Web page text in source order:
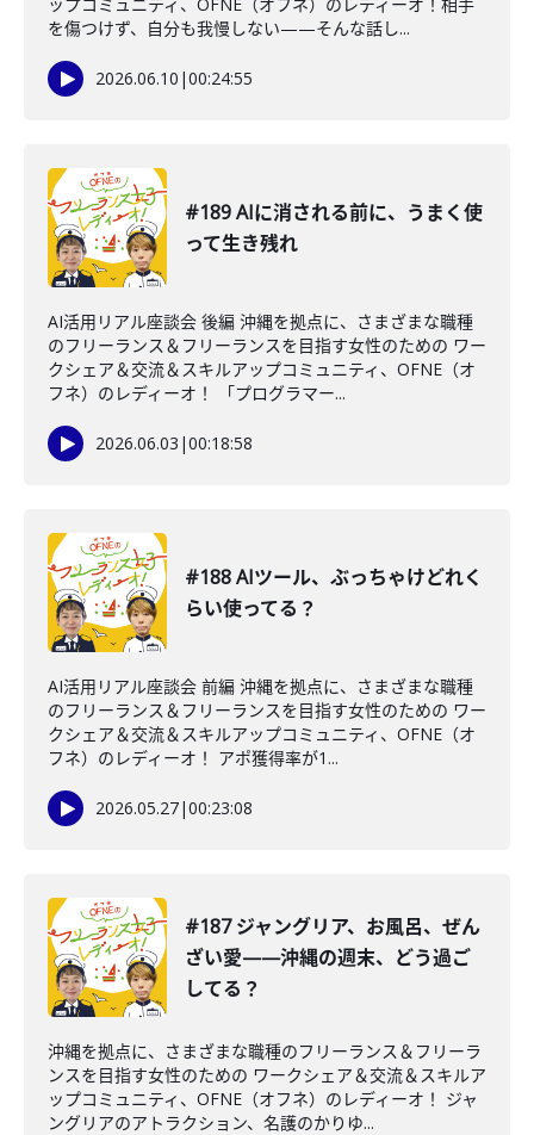
を傷つけず、自分も我慢しない——そんな話し...
2026.06.10 |00:24:55
#189 AIに消される前に、うまく使
って生き残れ
AI活用リアル座談会 後編 沖縄を拠点に、さまざまな職種
のフリーランス＆フリーランスを目指す女性のための ワー
クシェア＆交流＆スキルアップコミュニティ、OFNE（オ
フネ）のレディーオ！ 「プログラマー...
2026.06.03 |00:18:58
#188 AIツール、ぶっちゃけどれく
らい使ってる？
AI活用リアル座談会 前編 沖縄を拠点に、さまざまな職種
のフリーランス＆フリーランスを目指す女性のための ワー
クシェア＆交流＆スキルアップコミュニティ、OFNE（オ
フネ）のレディーオ！ アポ獲得率が1...
2026.05.27|00:23:08
#187 ジャングリア、お風呂、ぜん
ざい愛——沖縄の週末、どう過ご
してる？
沖縄を拠点に、さまざまな職種のフリーランス＆フリーラ
ンスを目指す女性のための ワークシェア＆交流＆スキルア
ップコミュニティ、OFNE（オフネ）のレディーオ！ ジャ
ングリアのアトラクション、名護のかりゆ...